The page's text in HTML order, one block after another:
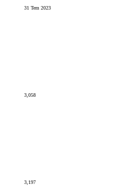
31 Tem 2023
3,058
3,197